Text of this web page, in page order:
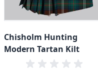
Chisholm Hunting
Modern Tartan Kilt